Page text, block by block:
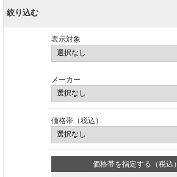
絞り込む
表示対象
メーカー
価格帯（税込）
価格帯を指定する（税込）